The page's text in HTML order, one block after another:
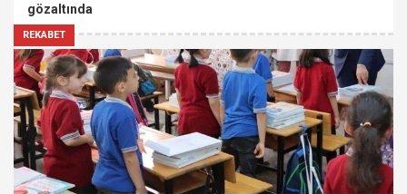
REKABET
gözaltında